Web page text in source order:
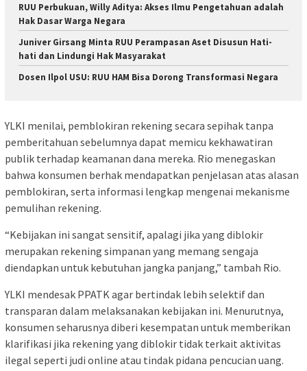
RUU Perbukuan, Willy Aditya: Akses Ilmu Pengetahuan adalah
Hak Dasar Warga Negara
Juniver Girsang Minta RUU Perampasan Aset Disusun Hati-
hati dan Lindungi Hak Masyarakat
Dosen Ilpol USU: RUU HAM Bisa Dorong Transformasi Negara
YLKI menilai, pemblokiran rekening secara sepihak tanpa
pemberitahuan sebelumnya dapat memicu kekhawatiran
publik terhadap keamanan dana mereka. Rio menegaskan
bahwa konsumen berhak mendapatkan penjelasan atas alasan
pemblokiran, serta informasi lengkap mengenai mekanisme
pemulihan rekening.
“Kebijakan ini sangat sensitif, apalagi jika yang diblokir
merupakan rekening simpanan yang memang sengaja
diendapkan untuk kebutuhan jangka panjang,” tambah Rio.
YLKI mendesak PPATK agar bertindak lebih selektif dan
transparan dalam melaksanakan kebijakan ini. Menurutnya,
konsumen seharusnya diberi kesempatan untuk memberikan
klarifikasi jika rekening yang diblokir tidak terkait aktivitas
ilegal seperti judi online atau tindak pidana pencucian uang.